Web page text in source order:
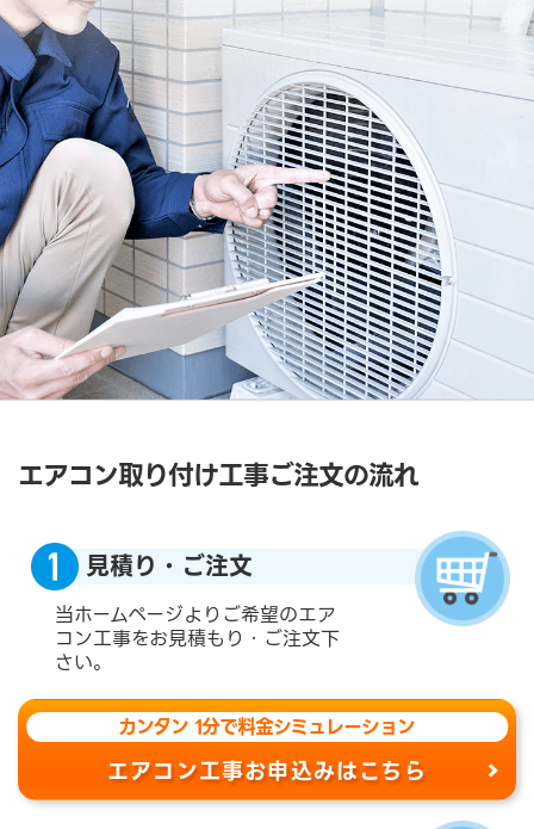
エアコン取り付け工事ご注文の流れ
見積り・ご注文
当ホームページよりご希望のエア
コン工事をお見積もり・ご注文下
さい。
カンタン 1分で料金シミュレーション
エアコン工事お申込みはこちら